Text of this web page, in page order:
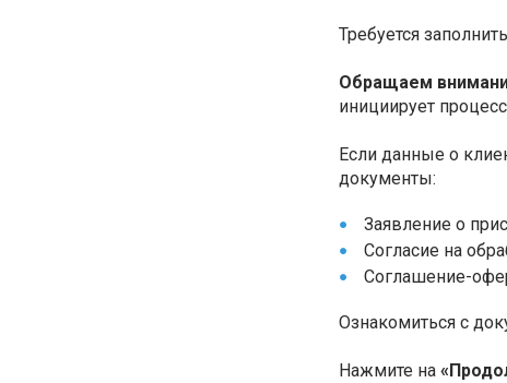
Требуется
Обращаем
инициирует
Если данные о
документы:
Заявление о
Согласие на
Соглашение-
Ознакомиться с
Нажмите на